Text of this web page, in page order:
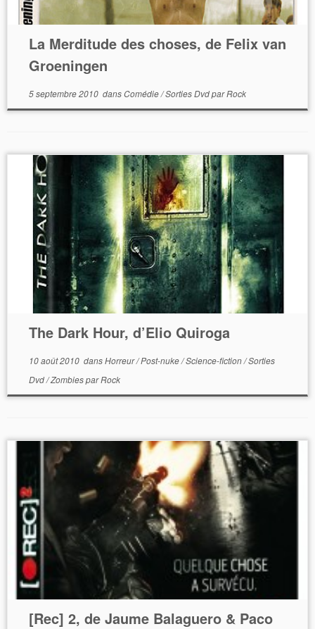
La Merditude des choses, de Felix van
Groeningen
5 septembre 2010dansComédie/Sorties DvdparRock
The Dark Hour, d’Elio Quiroga
10 août 2010dansHorreur/Post-nuke/Science-fiction/Sorties
Dvd/ZombiesparRock
[Rec] 2, de Jaume Balaguero & Paco